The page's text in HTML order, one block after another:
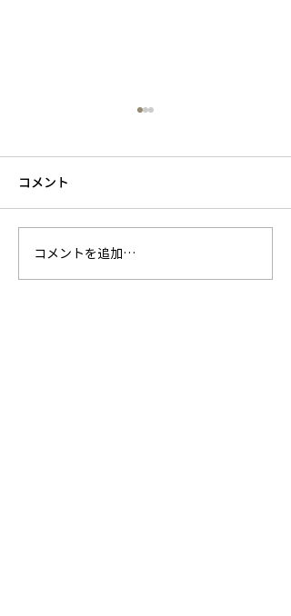
新経営体制に関するお知
らせ
コメント
コメントを追加…